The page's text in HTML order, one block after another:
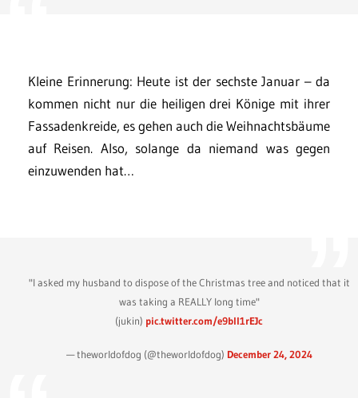
Kleine Erinnerung: Heute ist der sechste Januar – da
kommen nicht nur die heiligen drei Könige mit ihrer
Fassadenkreide, es gehen auch die Weihnachtsbäume
auf Reisen. Also, solange da niemand was gegen
einzuwenden hat…
"I asked my husband to dispose of the Christmas tree and noticed that it
was taking a REALLY long time"
(jukin) pic.twitter.com/e9bll1rEJc
— theworldofdog (@theworldofdog) December 24, 2024